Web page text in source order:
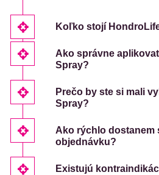
Koľko stojí
Ako správne
Spray?
Prečo by ste si mali
Spray?
Ako rýchlo dostanem
objednávku?
Existujú